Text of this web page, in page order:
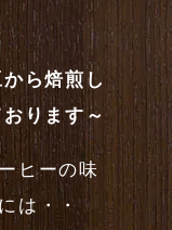
ら焙煎し
ります～
ヒーの味
は・・